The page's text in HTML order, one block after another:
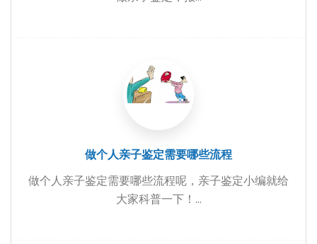
做个人亲子鉴定需要哪些流程
做个人亲子鉴定需要哪些流程呢，亲子鉴定小编就给
大家科普一下！...